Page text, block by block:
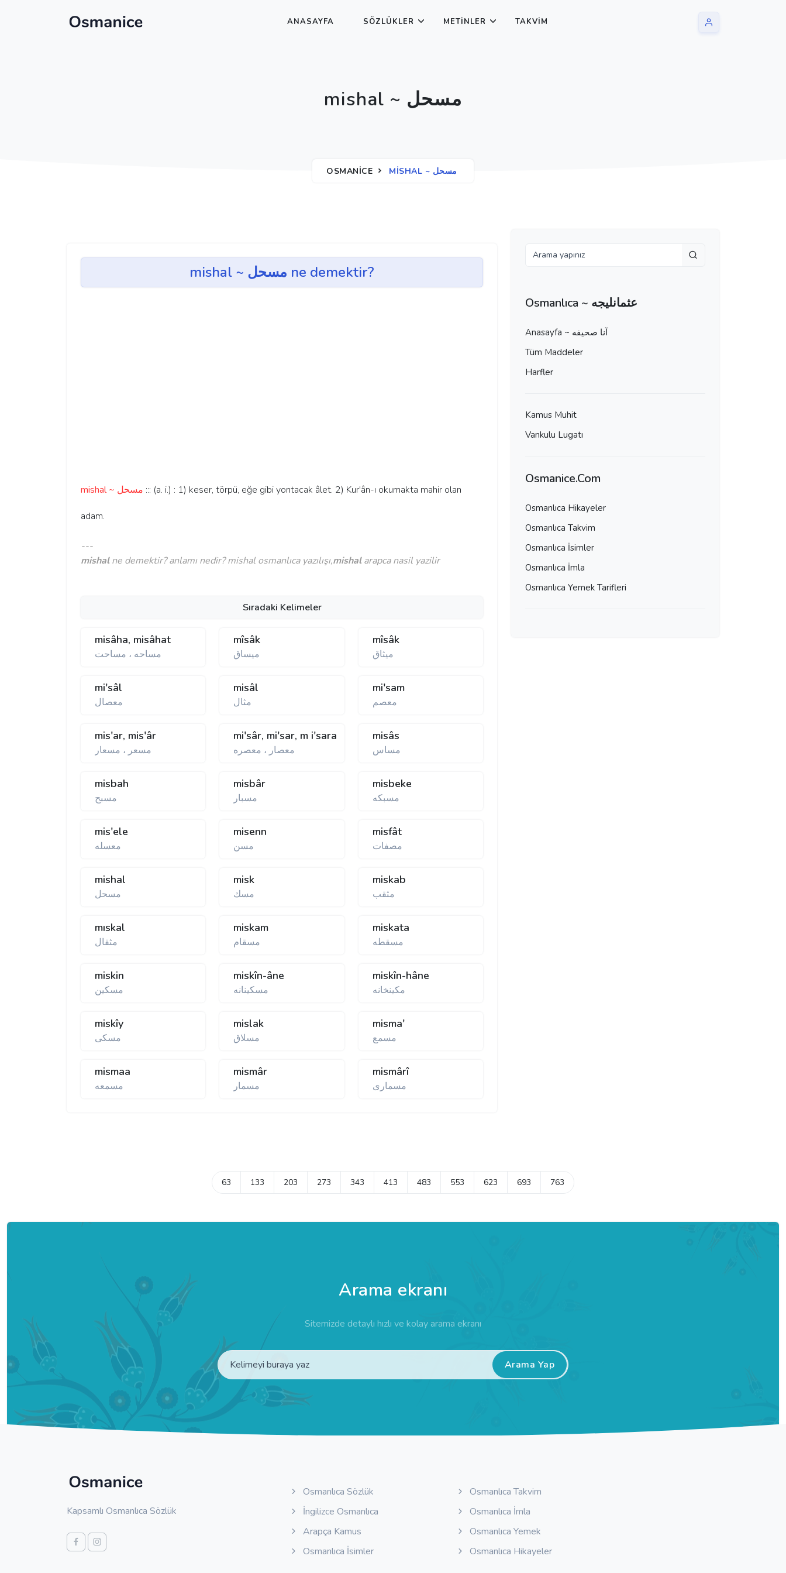
ANASAYFA SÖZLÜKLER METINLER TAKVIM
mishal ~ مسحل
OSMANICE MISHAL ~ مسحل
mishal ~ مسحل ne demektir?
mishal ~ مسحل ::: (a. i.) : 1) keser, törpü, eğe gibi yontacak âlet. 2) Kur'ân-ı okumakta mahir olan
adam.
---
mishalne demektir? anlamı nedir? mishal osmanlıca yazılışı,mishalarapca nasil yazilir
Sıradaki Kelimeler
misâha, misâhat
مساحه ، مساحت
mîsâk
ميساق
mîsâk
ميثاق
mi'sâl
معصال
misâl
مثال
mi'sam
معصم
mis'ar, mis'âr
مسعر ، مسعار
mi'sâr, mi'sar, m i'sara
معصار ، معصره
misâs
مساس
misbah
مسبح
misbâr
مسبار
misbeke
مسبكه
mis'ele
معسله
misenn
مسن
misfât
مصفات
mishal
مسحل
misk
مسك
miskab
مثقب
mıskal
مثقال
miskam
مسقام
miskata
مسقطه
miskin
مسكين
miskîn-âne
مسكينانه
miskîn-hâne
مكينخانه
miskîy
مسكی
mislak
مسلاق
misma'
مسمع
mismaa
مسمعه
mismâr
مسمار
mismârî
مسماری
Osmanlıca ~ عثمانليجه
Anasayfa ~ آنا صحيفه
Tüm Maddeler
Harfler
Kamus Muhit
Vankulu Lugatı
Osmanice.Com
Osmanlıca Hikayeler
Osmanlıca Takvim
Osmanlıca İsimler
Osmanlıca İmla
Osmanlıca Yemek Tarifleri
63 133 203 273 343 413 483 553 623 693 763
Arama ekranı
Sitemizde detaylı hızlı ve kolay arama ekranı
Arama Yap
Kapsamlı Osmanlıca Sözlük
Osmanlıca Sözlük
İngilizce Osmanlıca
Arapça Kamus
Osmanlıca İsimler
Osmanlıca Takvim
Osmanlıca İmla
Osmanlıca Yemek
Osmanlıca Hikayeler